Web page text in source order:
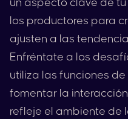
un aspecto clave de
los productores para
ajusten a las
Enfréntate a los
utiliza las funciones
fomentar la
refleje el ambiente de